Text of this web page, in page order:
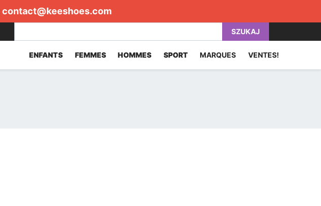
contact@keeshoes.com
SZUKAJ
ENFANTS FEMMES HOMMES SPORT MARQUES VENTES!